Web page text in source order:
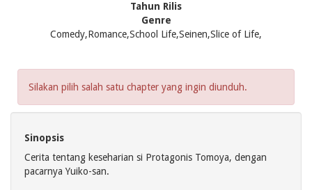
Tahun Rilis
Genre
Comedy,Romance,School Life,Seinen,Slice of Life,
Silakan pilih salah satu chapter yang ingin diunduh.
Sinopsis
Cerita tentang keseharian si Protagonis Tomoya, dengan
pacarnya Yuiko-san.